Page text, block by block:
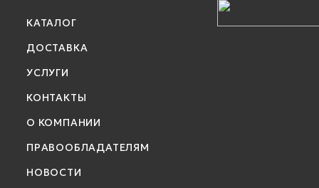
КАТАЛОГ
ДОСТАВКА
УСЛУГИ
КОНТАКТЫ
О КОМПАНИИ
ПРАВООБЛАДАТЕЛЯМ
НОВОСТИ